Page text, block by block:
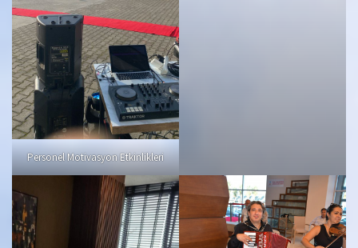
Personel Motivasyon Etkinlikleri